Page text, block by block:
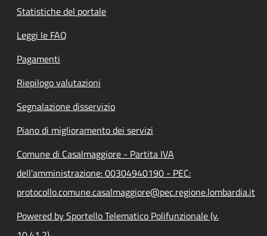
Statistiche del portale
Leggi le FAQ
Pagamenti
Riepilogo valutazioni
Segnalazione disservizio
Piano di miglioramento dei servizi
Comune di Casalmaggiore - Partita IVA
dell'amministrazione: 00304940190 - PEC:
protocollo.comune.casalmaggiore@pec.regione.lombardia.it
Powered by Sportello Telematico Polifunzionale (v.